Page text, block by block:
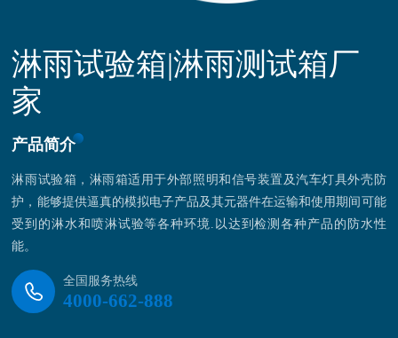
淋雨试验箱|淋雨测试箱厂
家
产品简介
淋雨试验箱，淋雨箱适用于外部照明和信号装置及汽车灯具外壳防
护，能够提供逼真的模拟电子产品及其元器件在运输和使用期间可能
受到的淋水和喷淋试验等各种环境.以达到检测各种产品的防水性
能。
全国服务热线
4000-662-888